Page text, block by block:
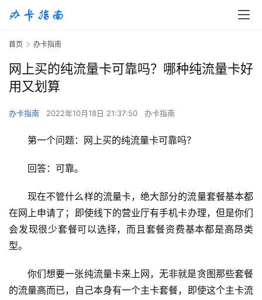
首页 办卡指南
网上买的纯流量卡可靠吗？哪种纯流量卡好
用又划算
办卡指南 2022年10月18日 21:37:50 办卡指南
第一个问题：网上买的纯流量卡可靠吗？
回答：可靠。
现在不管什么样的流量卡，绝大部分的流量套餐基本都
在网上申请了；即使线下的营业厅有手机卡办理，但是你们
会发现很少套餐可以选择，而且套餐资费基本都是高昂类
型。
你们想要一张纯流量卡来上网，无非就是贪图那些套餐
的流量高而已，自己本身有一个主卡套餐，即使这个主卡流